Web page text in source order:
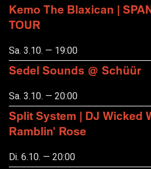
Kemo The Blaxican |
TOUR
Sa. 3.10. — 19:00
Sedel Sounds @ Schüür
Sa. 3.10. — 20:00
Split System | DJ Wicked
Ramblin' Rose
Di. 6.10. — 20:00